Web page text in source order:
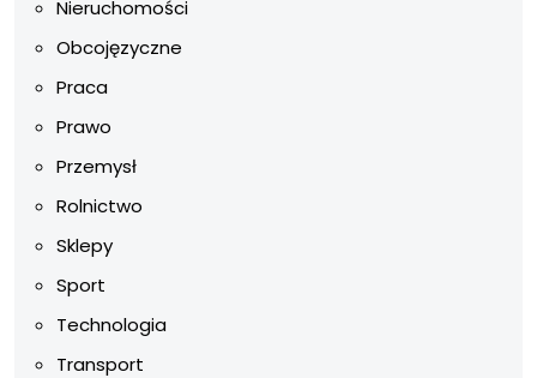
Nieruchomości
Obcojęzyczne
Praca
Prawo
Przemysł
Rolnictwo
Sklepy
Sport
Technologia
Transport